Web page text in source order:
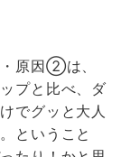
原因②は、
プと比べ、ダ
でグッと大人
ということ